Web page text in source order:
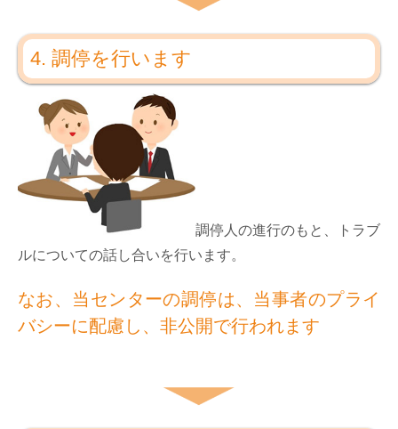
4. 調停を行います
調停人の進行のもと、トラブ
ルについての話し合いを行います。
なお、当センターの調停は、当事者のプライ
バシーに配慮し、非公開で行われます